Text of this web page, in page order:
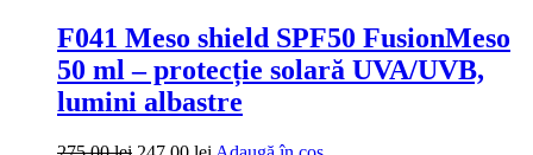
F041 Meso shield SPF50 FusionMeso
50 ml – protecție solară UVA/UVB,
lumini albastre